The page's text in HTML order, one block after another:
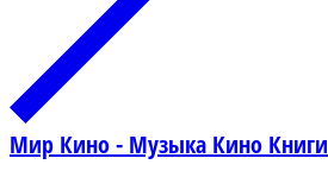
Мир Кино - Музыка Кино Книги